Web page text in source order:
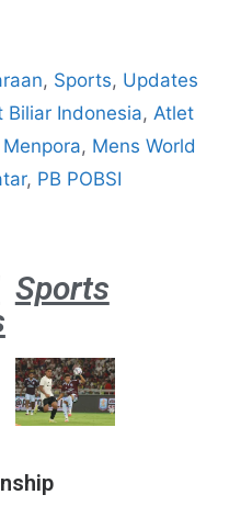
, Sports, Updates
Biliar Indonesia,Atlet
Menpora, Mens World
, PB POBSI
Sports